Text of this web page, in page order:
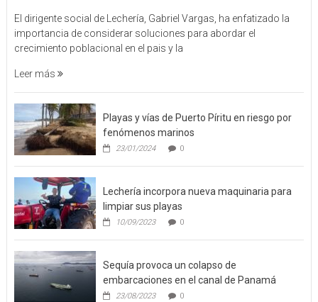
El dirigente social de Lechería, Gabriel Vargas, ha enfatizado la
importancia de considerar soluciones para abordar el
crecimiento poblacional en el pais y la
Leer más
Playas y vías de Puerto Píritu en riesgo por
fenómenos marinos
23/01/2024 0
Lechería incorpora nueva maquinaria para
limpiar sus playas
10/09/2023 0
Sequía provoca un colapso de
embarcaciones en el canal de Panamá
23/08/2023 0